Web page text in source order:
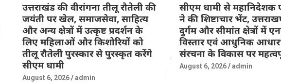
उत्तराखंड की वीरांगना तीलू रौतेली की
जयंती पर खेल, समाजसेवा, साहित्य
और अन्य क्षेत्रों में उत्कृष्ट प्रदर्शन के
लिए महिलाओं और किशोरियों को
तीलू रौतेली पुरस्कार से पुरस्कृत करेंगे
सीएम धामी
August 6, 2026 admin
सीएम धामी से महानिदेशक
ने की शिष्टाचार भेंट,
दुर्गम और सीमांत क्षेत्रों में
विस्तार एवं आधुनिक
संरचना के विकास पर
August 6, 2026 admin